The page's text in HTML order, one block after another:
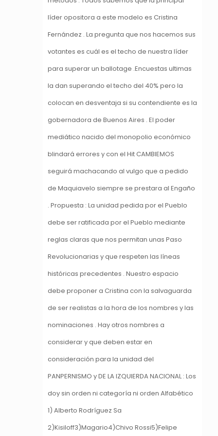
líder opositora a este modelo es Cristina
Fernández . La pregunta que nos hacemos sus
votantes es cuál es el techo de nuestra líder
para superar un ballotage .Encuestas ultimas
la dan superando el techo del 40% pero la
colocan en desventaja si su contendiente es la
gobernadora de Buenos Aires . El poder
mediático nacido del monopolio económico
blindará errores y con el Hit CAMBIEMOS
seguirá machacando al vulgo que a pedido
de Maquiavelo siempre se prestara al Engaño
. Propuesta : La unidad pedida por el Pueblo
debe ser ratificada por el Pueblo mediante
reglas claras que nos permitan unas Paso
Revolucionarias y que respeten las líneas
históricas precedentes . Nuestro espacio
debe proponer a Cristina con la salvaguarda
de ser realistas a la hora de los nombres y las
nominaciones . Hay otros nombres a
considerar y que deben estar en
consideración para la unidad del
PANPERNISMO y DE LA IZQUIERDA NACIONAL : Los
doy sin orden ni categoría ni orden Alfabético
1) Alberto Rodríguez Sa
2)Kisiloff3)Magario4)Chivo Rossi5)Felipe